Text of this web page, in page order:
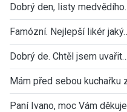
Dobrý den, listy
Famózní. Nejlepší likér
Dobrý de. Chtěl jsem uvařit…
Mám před sebou kuchařku
Paní Ivano, moc Vám